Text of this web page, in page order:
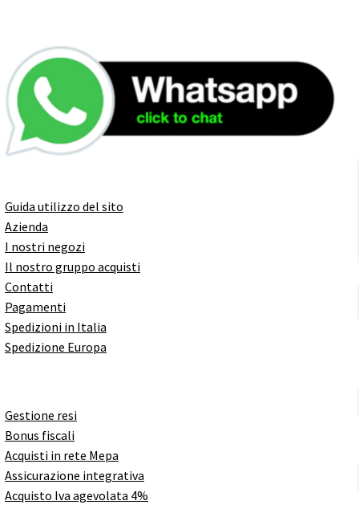
Guida utilizzo del sito
Azienda
I nostri negozi
Il nostro gruppo acquisti
Contatti
Pagamenti
Spedizioni in Italia
Spedizione Europa
Gestione resi
Bonus fiscali
Acquisti in rete Mepa
Assicurazione integrativa
Acquisto Iva agevolata 4%